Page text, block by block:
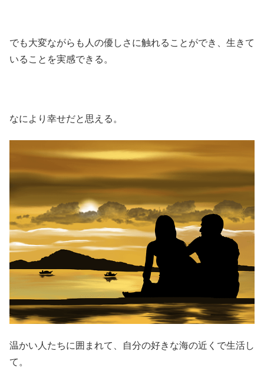
でも大変ながらも人の優しさに触れることができ、生きて
いることを実感できる。
なにより幸せだと思える。
温かい人たちに囲まれて、自分の好きな海の近くで生活し
て。